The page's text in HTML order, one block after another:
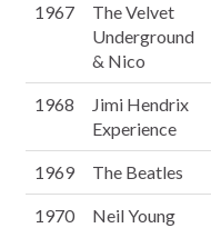
1967
The Velvet
Underground
& Nico
1968
Jimi Hendrix
Experience
1969 The Beatles
1970 Neil Young